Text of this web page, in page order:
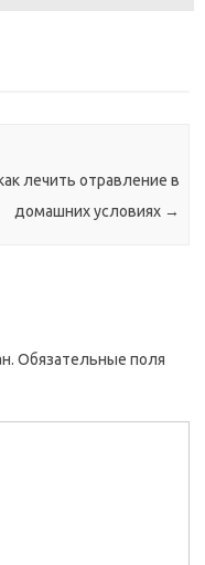
лечить отравление в
домашних условиях →
Обязательные поля